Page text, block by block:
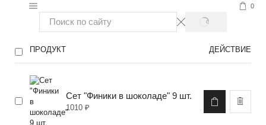
0
ПРОДУКТ ДЕЙСТВИЕ
Сет "Финики в шоколаде" 9 шт.
1010 ₽